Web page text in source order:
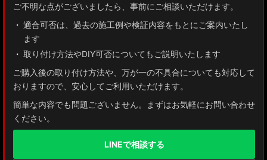
ご不明な点がございましたら、事前にご相談いただけます。
適合可否は、過去の施工例や検証内容をもとにご案内いたし
ます
取り付け方法やDIY可否についてもご説明いたします
ご購入後の取り付け方法や、万が一の不具合についても対応して
おりますので、安心してご利用いただけます。
簡単な内容でも問題ございません。まずはお気軽にお問い合わせ
ください。
LINEで相談する